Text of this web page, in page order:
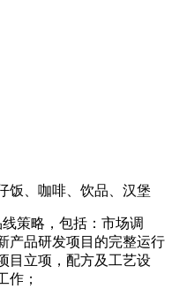
饭、咖啡、饮品、汉堡
策略，包括：市场调
产品研发项目的完整运行
目立项，配方及工艺设
作；